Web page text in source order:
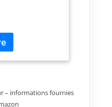
vous aider à
un mode
chaise de
d'un
d'un
et d'une
– informations fournies